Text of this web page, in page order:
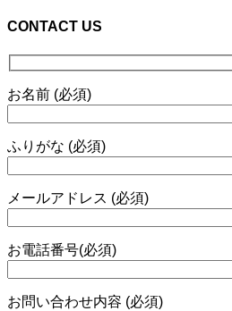
CONTACT US
お名前 (必須)
ふりがな (必須)
メールアドレス (必須)
お電話番号(必須)
お問い合わせ内容 (必須)